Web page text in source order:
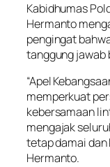
Kabidhumas
Hermanto
pengingat
tanggung jawab
“Apel
memperkuat
kebersamaan
mengajak
tetap damai dan
Hermanto.